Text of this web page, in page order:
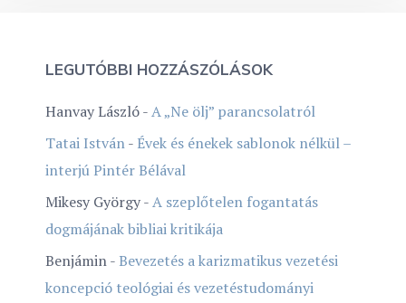
LEGUTÓBBI HOZZÁSZÓLÁSOK
Hanvay László-A „Ne ölj” parancsolatról
Tatai István- Évek és énekek sablonok nélkül –
interjú Pintér Bélával
Mikesy György-A szeplőtelen fogantatás
dogmájának bibliai kritikája
Benjámin-Bevezetés a karizmatikus vezetési
koncepció teológiai és vezetéstudományi